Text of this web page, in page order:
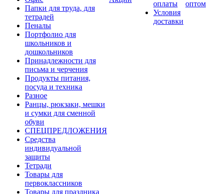
Папки для труда, для
тетрадей
Пеналы
Портфолио для
школьников и
дошкольников
Принадлежности для
письма и черчения
Продукты питания,
посуда и техника
Разное
Ранцы, рюкзаки, мешки
и сумки для сменной
обуви
СПЕЦПРЕДЛОЖЕНИЯ
Средства
индивидуальной
защиты
Тетради
Товары для
первоклассников
Товары для праздника
оплаты
Условия
доставки
оптом